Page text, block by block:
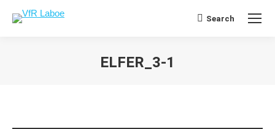
Search:
Search
ELFER_3-1